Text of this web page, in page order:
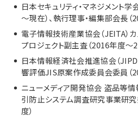
日本セキュリティ・マネジメント
～現在）、執行理事・編集部会長（
電子情報技術産業協会（JEITA）
プロジェクト副主査（2016年度～
日本情報経済社会推進協会（
響評価JIS原案作成委員会委員（
ニューメディア開発協会 盗品等
引防止システム調査研究事業研
度）